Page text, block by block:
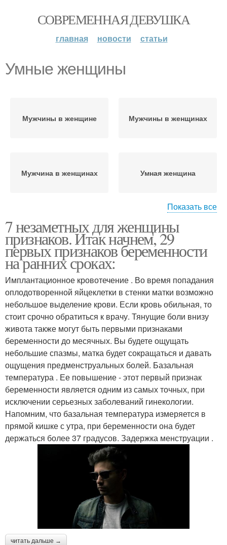
СОВРЕМЕННАЯ ДЕВУШКА
главная новости статьи
Умные женщины
Мужчины в женщине Мужчины в женщинах
Мужчина в женщинах Умная женщина
И умная женщина
Показать все
7 незаметных для женщины
признаков. Итак начнем, 29
первых признаков беременности
на ранних сроках:
Имплантационное кровотечение . Во время попадания
оплодотворенной яйцеклетки в стенки матки возможно
небольшое выделение крови. Если кровь обильная, то
стоит срочно обратиться к врачу. Тянущие боли внизу
живота также могут быть первыми признаками
беременности до месячных. Вы будете ощущать
небольшие спазмы, матка будет сокращаться и давать
ощущения предменструальных болей. Базальная
температура . Ее повышение - этот первый признак
беременности является одним из самых точных, при
исключении серьезных заболеваний гинекологии.
Напомним, что базальная температура измеряется в
прямой кишке с утра, при беременности она будет
держаться более 37 градусов. Задержка менструации .
читать дальше →